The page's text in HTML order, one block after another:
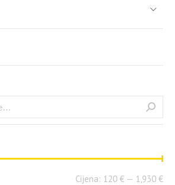
Cijena: 120 € — 1,930 €